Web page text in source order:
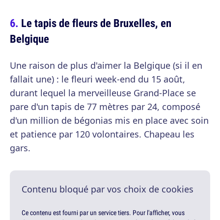
Le tapis de fleurs de Bruxelles, en
Belgique
Une raison de plus d'aimer la Belgique (si il en
fallait une) : le fleuri week-end du 15 août,
durant lequel la merveilleuse Grand-Place se
pare d'un tapis de 77 mètres par 24, composé
d'un million de bégonias mis en place avec soin
et patience par 120 volontaires. Chapeau les
gars.
Contenu bloqué par vos choix de cookies
Ce contenu est fourni par un service tiers. Pour l'afficher, vous